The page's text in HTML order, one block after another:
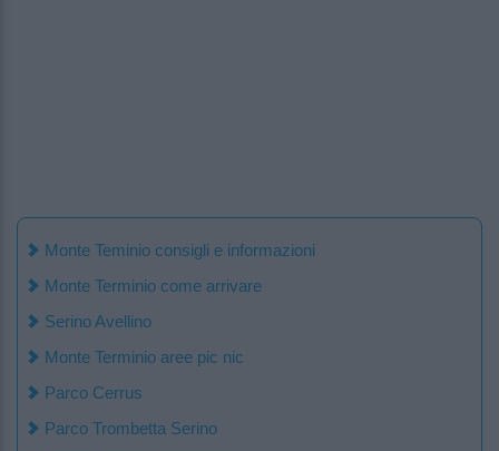
Monte Teminio consigli e informazioni
Monte Terminio come arrivare
Serino Avellino
Monte Terminio aree pic nic
Parco Cerrus
Parco Trombetta Serino